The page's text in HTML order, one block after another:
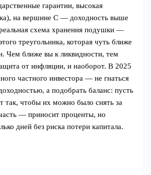
гарантии, высокая
на вершине C — доходность выше
схема хранения подушки —
треугольника, которая чуть ближе
Чем ближе вы к ликвидности, тем
от инфляции, и наоборот. В 2025
частного инвестора — не гнаться
а подобрать баланс: пусть
так, чтобы их можно было снять за
— приносит проценты, но
дней без риска потери капитала.